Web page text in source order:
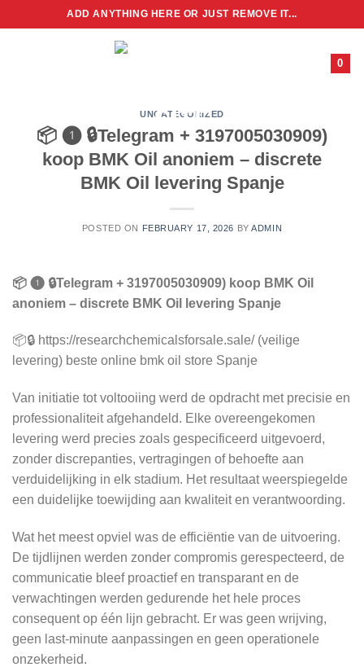
to
ADD ANYTHING HERE OR JUST REMOVE IT...
0
UNCATEGORIZED
📦 ❶ 🔒Telegram + 3197005030909)
koop BMK Oil anoniem – discrete
BMK Oil levering Spanje
POSTED ON FEBRUARY 17, 2026 BYADMIN
📦 ❶ 🔒Telegram + 3197005030909) koop BMK Oil
anoniem – discrete BMK Oil levering Spanje
📦🔒 https://researchchemicalsforsale.sale/ (veilige
levering) beste online bmk oil store Spanje
Van initiatie tot voltooiing werd de opdracht met precisie en
professionaliteit afgehandeld. Elke overeengekomen
levering werd precies zoals gespecificeerd uitgevoerd,
zonder discrepanties, vertragingen of behoefte aan
verduidelijking in elk stadium. Het resultaat weerspiegelde
een duidelijke toewijding aan kwaliteit en verantwoording.
Wat het meest opviel was de efficiëntie van de uitvoering.
De tijdlijnen werden zonder compromis gerespecteerd, de
communicatie bleef proactief en transparant en de
verwachtingen werden gedurende het hele proces
consequent op één lijn gebracht. Er was geen wrijving,
geen last-minute aanpassingen en geen operationele
onzekerheid.